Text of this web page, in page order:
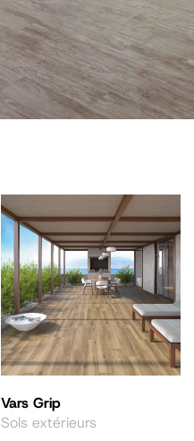
Vars Grip
Sols extérieurs